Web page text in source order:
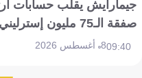
جيمارايش يقلب حسابات
صفقة الـ75 مليون إسترليني؟
09:408 أغسطس 2026